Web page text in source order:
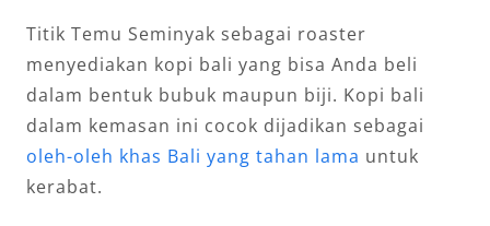
Titik Temu Seminyak sebagai roaster
menyediakan kopi bali yang bisa Anda beli
dalam bentuk bubuk maupun biji. Kopi bali
dalam kemasan ini cocok dijadikan sebagai
oleh-oleh khas Bali yang tahan lama untuk
kerabat.